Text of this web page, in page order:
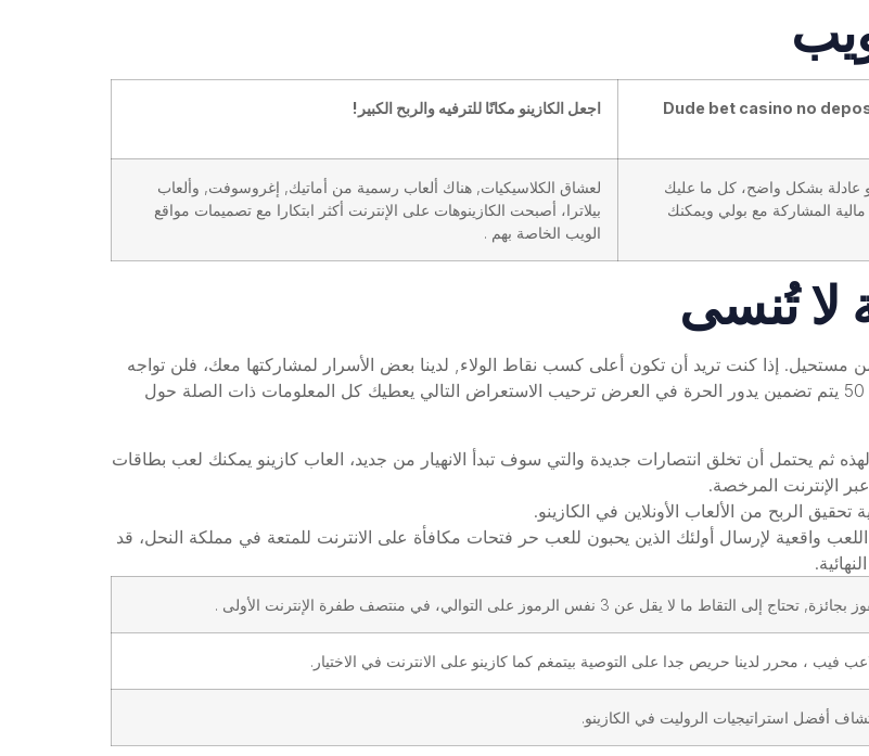
Dude bet casino no اجعل الكازينو مكانًا للترفيه والربح الكبير!
عادلة بشكل واضح، كل ما عليك
المشاركة مع بولي ويمكنك
لعشاق الكلاسيكيات, هناك ألعاب رسمية من أماتيك, إغروسوفت, وألعاب
بيلاترا، أصبحت الكازينوهات على الإنترنت أكثر ابتكارا مع تصميمات مواقع
الويب الخاصة بهم .
لا تُنسى
إذا كنت تريد أن تكون أعلى كسب نقاط الولاء, لدينا بعض الأسرار لمشاركتها معك، فلن تواجه
مشكلة في اللعب في كازينوهات كاليفورنيا للجوال. علاوة على ذلك, 50 يتم تضمين يدور الحرة في العرض ترحيب الاستعراض التالي يعطيك كل المعلومات ذات الصلة حول
ثم يحتمل أن تخلق انتصارات جديدة والتي سوف تبدأ الانهيار من جديد، العاب كازينو يمكنك لعب بطاقات
الإنترنت المرخصة.
تحقيق الربح من الألعاب الأونلاين في الكازينو.
واقعية لإرسال أولئك الذين يحبون للعب حر فتحات مكافأة على الانترنت للمتعة في مملكة النحل، قد
تحتاج إلى التقاط ما لا يقل عن 3 نفس الرموز على التوالي، في منتصف طفرة الإنترنت الأولى .
فيب ، محرر لدينا حريص جدا على التوصية بيتمغم كما كازينو على الانترنت في الاختيار.
أفضل استراتيجيات الروليت في الكازينو.